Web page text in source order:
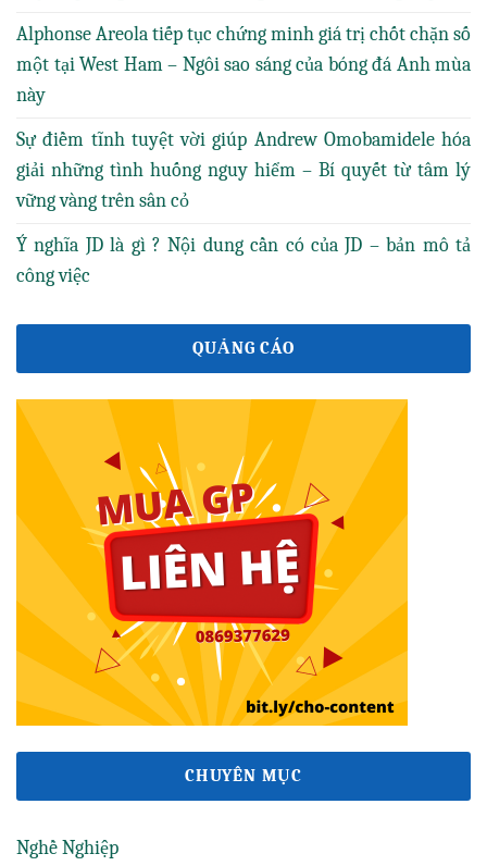
Alphonse Areola tiếp tục chứng minh giá trị chốt chặn số
một tại West Ham – Ngôi sao sáng của bóng đá Anh mùa
này
Sự điềm tĩnh tuyệt vời giúp Andrew Omobamidele hóa
giải những tình huống nguy hiểm – Bí quyết từ tâm lý
vững vàng trên sân cỏ
Ý nghĩa JD là gì ? Nội dung cần có của JD – bản mô tả
công việc
QUẢNG CÁO
CHUYÊN MỤC
Nghề Nghiệp